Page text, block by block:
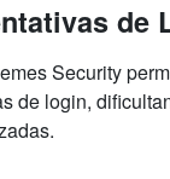
de
Security
de login,